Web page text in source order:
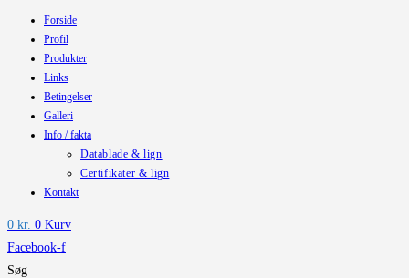
Forside
Profil
Produkter
Links
Betingelser
Galleri
Info / fakta
Datablade & lign
Certifikater & lign
Kontakt
0 kr. 0 Kurv
Facebook-f
Søg